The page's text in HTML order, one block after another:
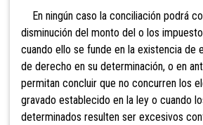
En ningún caso la conciliación podrá
disminución del monto del o los
cuando ello se funde en la existencia de
de derecho en su determinación, o en
permitan concluir que no concurren los
gravado establecido en la ley o cuando
determinados resulten ser excesivos